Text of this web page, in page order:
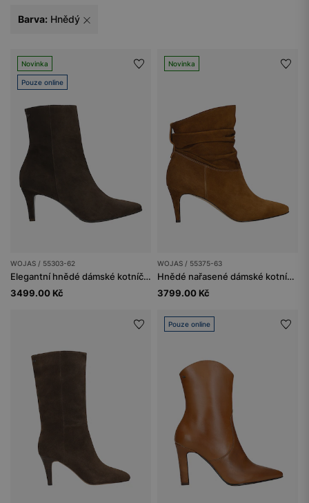
Barva: Hnědý
Novinka
Pouze online
WOJAS / 55303-62
Elegantní hnědé dámské kotníčkové boty na jehle
3499.00 Kč
Novinka
WOJAS / 55375-63
Hnědé nařasené dámské kotníčkové boty na jehlovém podpatku
3799.00 Kč
Pouze online